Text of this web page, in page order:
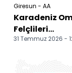
Giresun - AA
Karadeniz
Felçlileri
Derneği'nden
31 Temmuz 2026 -